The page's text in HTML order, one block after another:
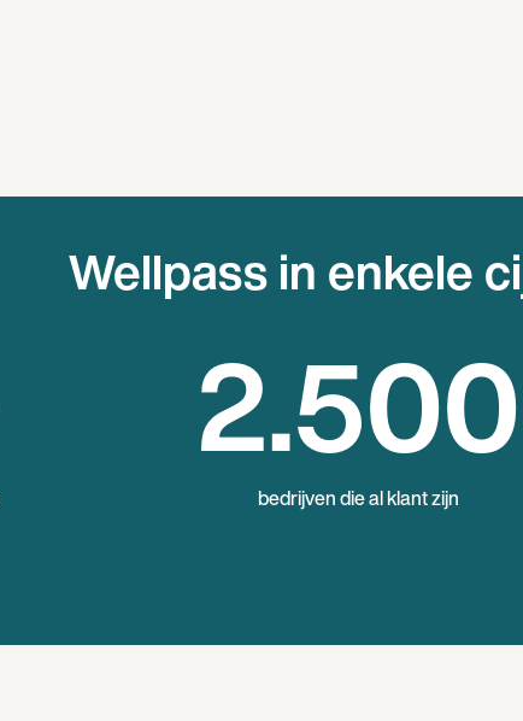
Wellpass in enkele
2.500
bedrijven die al klant zijn